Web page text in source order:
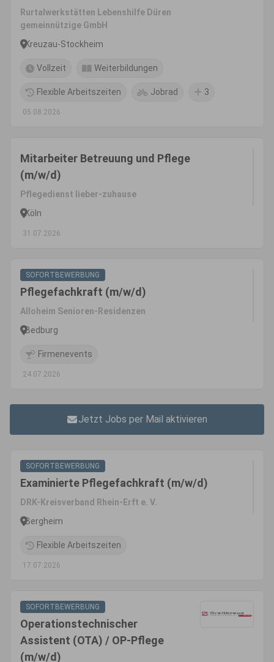
Rurtalwerkstätten Lebenshilfe Düren
gemeinnützige GmbH
Kreuzau-Stockheim
Vollzeit Weiterbildungen
Flexible Arbeitszeiten Jobrad 3
05.08.2026
Mitarbeiter Betreuung und Pflege
(m/w/d)
Pflegedienst lieber-zuhause
Köln
31.07.2026
SOFORTBEWERBUNG
Pflegefachkraft (m/w/d)
Alloheim Senioren-Residenzen
Bedburg
Firmenevents
24.07.2026
Jetzt Jobs per Mail aktivieren
SOFORTBEWERBUNG
Examinierte Pflegefachkraft (m/w/d)
DRK-Kreisverband Rhein-Erft e. V.
Bergheim
Flexible Arbeitszeiten
17.07.2026
SOFORTBEWERBUNG
Operationstechnischer
Assistent (OTA) / OP-Pflege
(m/w/d)